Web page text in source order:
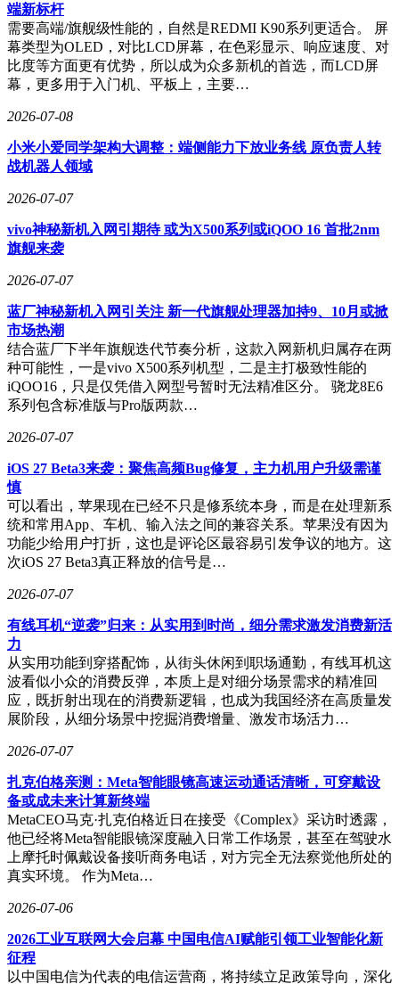
端新标杆
需要高端/旗舰级性能的，自然是REDMI K90系列更适合。 屏
幕类型为OLED，对比LCD屏幕，在色彩显示、响应速度、对
比度等方面更有优势，所以成为众多新机的首选，而LCD屏
幕，更多用于入门机、平板上，主要…
2026-07-08
小米小爱同学架构大调整：端侧能力下放业务线 原负责人转
战机器人领域
2026-07-07
vivo神秘新机入网引期待 或为X500系列或iQOO 16 首批2nm
旗舰来袭
2026-07-07
蓝厂神秘新机入网引关注 新一代旗舰处理器加持9、10月或掀
市场热潮
结合蓝厂下半年旗舰迭代节奏分析，这款入网新机归属存在两
种可能性，一是vivo X500系列机型，二是主打极致性能的
iQOO16，只是仅凭借入网型号暂时无法精准区分。 骁龙8E6
系列包含标准版与Pro版两款…
2026-07-07
iOS 27 Beta3来袭：聚焦高频Bug修复，主力机用户升级需谨
慎
可以看出，苹果现在已经不只是修系统本身，而是在处理新系
统和常用App、车机、输入法之间的兼容关系。苹果没有因为
功能少给用户打折，这也是评论区最容易引发争议的地方。这
次iOS 27 Beta3真正释放的信号是…
2026-07-07
有线耳机“逆袭”归来：从实用到时尚，细分需求激发消费新活
力
从实用功能到穿搭配饰，从街头休闲到职场通勤，有线耳机这
波看似小众的消费反弹，本质上是对细分场景需求的精准回
应，既折射出现在的消费新逻辑，也成为我国经济在高质量发
展阶段，从细分场景中挖掘消费增量、激发市场活力…
2026-07-07
扎克伯格亲测：Meta智能眼镜高速运动通话清晰，可穿戴设
备或成未来计算新终端
MetaCEO马克·扎克伯格近日在接受《Complex》采访时透露，
他已经将Meta智能眼镜深度融入日常工作场景，甚至在驾驶水
上摩托时佩戴设备接听商务电话，对方完全无法察觉他所处的
真实环境。 作为Meta…
2026-07-06
2026工业互联网大会启幕 中国电信AI赋能引领工业智能化新
征程
以中国电信为代表的电信运营商，将持续立足政策导向，深化